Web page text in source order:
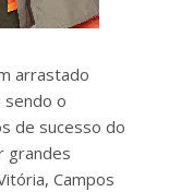
arrastado
sendo o
de sucesso do
grandes
Campos